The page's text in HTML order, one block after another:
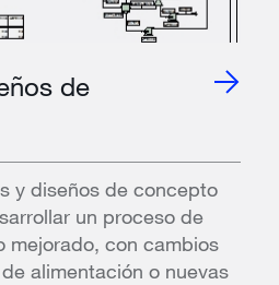
de
y diseños de concepto
un proceso de
mejorado, con cambios
alimentación o nuevas